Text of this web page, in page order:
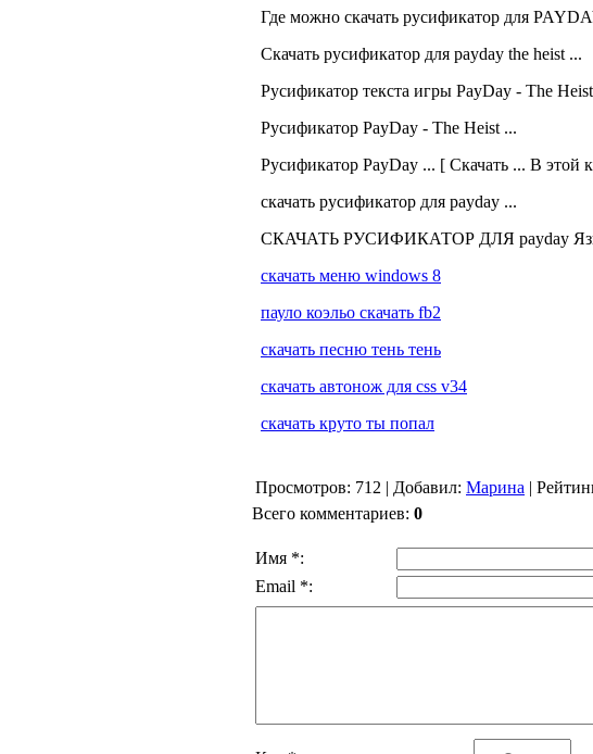
Где можно скачать русификатор для
Скачать русификатор для payday the heist ...
Русификатор текста игры PayDay - The
Русификатор PayDay - The Heist ...
Русификатор PayDay ... [ Скачать ... В этой
скачать русификатор для payday ...
СКАЧАТЬ РУСИФИКАТОР ДЛЯ payday Язык:
скачать меню windows 8
пауло коэльо скачать fb2
скачать песню тень тень
скачать автонож для css v34
скачать круто ты попал
Просмотров: 712 | Добавил: Марина |
Всего комментариев: 0
Имя *:
Email *: